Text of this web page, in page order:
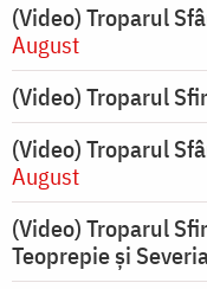
(Video) Troparul
August
(Video) Troparul
(Video) Troparul
August
(Video) Troparul
Teoprepie și